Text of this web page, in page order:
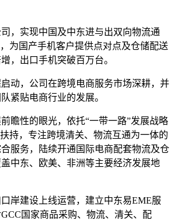
，实现中国及中东进与出双向物流通
为国产手机客户提供点对点及仓储配送
，出口手机突破百万台。
动，公司在跨境电商服务市场深耕，并
紧贴电商行业的发展。
瞻性的眼光，依托“一带一路”发展战略
持，专注跨境清关、物流互通为一体的
服务，陆续开通国际电商配套物流及仓
中东、欧美、非洲等主要经济发展地
岸建设上线运营，建立中东易EME服
国家商品采购、物流、清关、配